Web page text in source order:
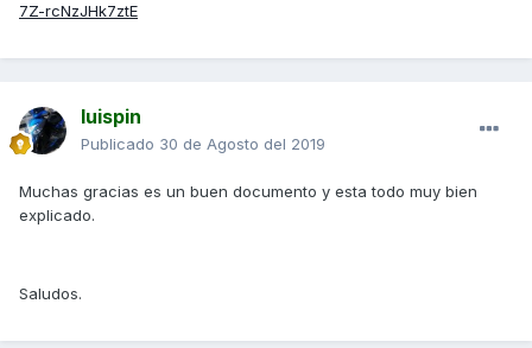
7Z-rcNzJHk7ztE
luispin
Publicado 30 de Agosto del 2019
Muchas gracias es un buen documento y esta todo muy bien
explicado.
Saludos.